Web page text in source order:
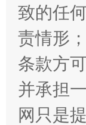
致的任
责情形；
条款方
并承担
网只是